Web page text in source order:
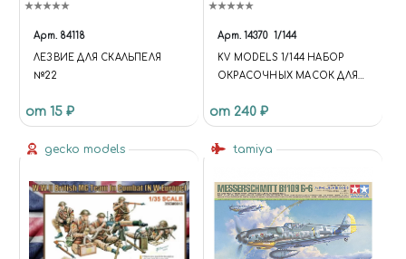
Арт. 84118
ЛЕЗВИЕ ДЛЯ СКАЛЬПЕЛЯ
№22
от 15 ₽
Арт. 14370 1/144
KV MODELS 1/144 НАБОР
ОКРАСОЧНЫХ МАСОК ДЛЯ
ДИСКИ И КОЛЕСА
от 240 ₽
gecko models tamiya